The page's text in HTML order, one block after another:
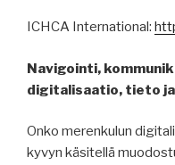
ICHCA International:
Navigointi,
digitalisaatio, tieto
Onko merenkulun
kyvyn käsitellä